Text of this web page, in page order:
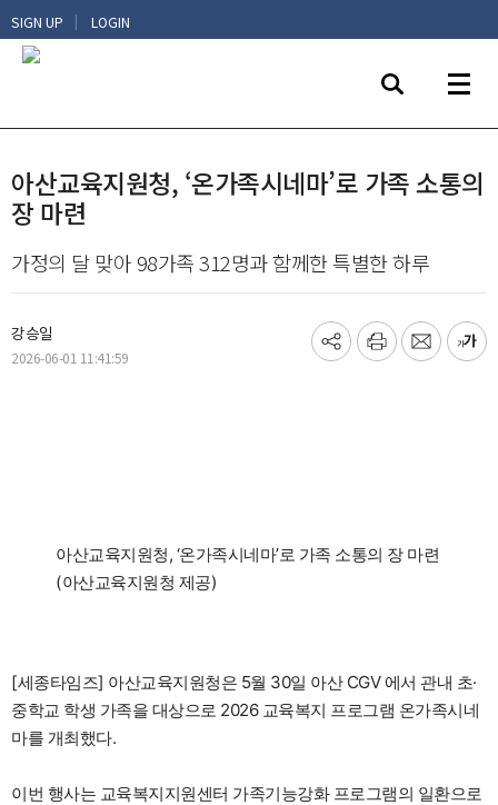
SIGN UP | LOGIN
아산교육지원청, ‘온가족시네마’로 가족 소통의
장 마련
가정의 달 맞아 98가족 312명과 함께한 특별한 하루
강승일
2026-06-01 11:41:59
기
프
메
글
아산교육지원청, ‘온가족시네마’로 가족 소통의 장 마련
(아산교육지원청 제공)
[세종타임즈] 아산교육지원청은 5월 30일 아산 CGV 에서 관내 초·
중학교 학생 가족을 대상으로 2026 교육복지 프로그램 온가족시네
마를 개최했다.
이번 행사는 교육복지지원센터 가족기능강화 프로그램의 일환으로